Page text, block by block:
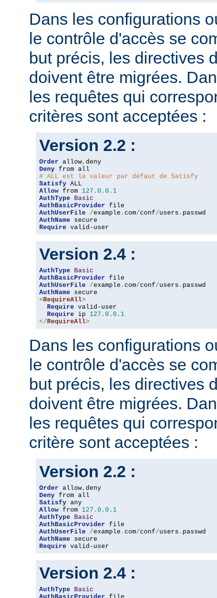
Dans les configurations
le contrôle d'accès se
but précis, les directives
doivent être migrées.
les requêtes qui
critères sont acceptées :
Version 2.2 :
Order allow,
Deny
# ALL est la valeur par défaut de Satisfy
Satisfy
Allow from 127.0 . 0.1
AuthType
Basic
AuthBasicProvider
AuthUserFile
/example . com/conf/users .
AuthName
Require valid-user
Version 2.4 :
AuthType
Basic
AuthBasicProvider
AuthUserFile
/example . com/conf/users .
AuthName
<RequireAll>
Require valid-user
Require ip 127.0 . 0.1
</RequireAll>
Dans les configurations
le contrôle d'accès se
but précis, les directives
doivent être migrées.
les requêtes qui
critère sont acceptées :
Version 2.2 :
Order allow,
Deny
Satisfy
Allow from 127.0 . 0.1
AuthType
Basic
AuthBasicProvider
AuthUserFile
/example . com/conf/users .
AuthName
Require valid-user
Version 2.4 :
AuthType
Basic